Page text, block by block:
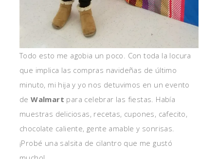
Todo esto me agobia un poco. Con toda la locura
que implica las compras navideñas de último
minuto, mi hija y yo nos detuvimos en un evento
deWalmart para celebrar las fiestas. Había
muestras deliciosas, recetas, cupones, cafecito,
chocolate caliente, gente amable y sonrisas.
¡Probé una salsita de cilantro que me gustó